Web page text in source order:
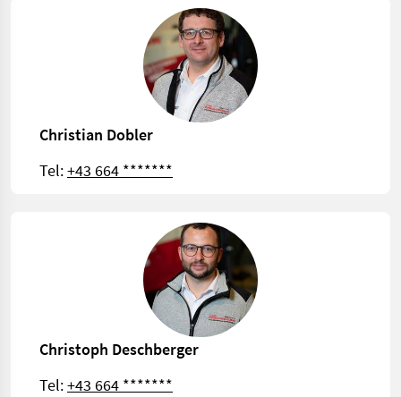
Christian Dobler
Tel:+43 664 *******
Christoph Deschberger
Tel:+43 664 *******